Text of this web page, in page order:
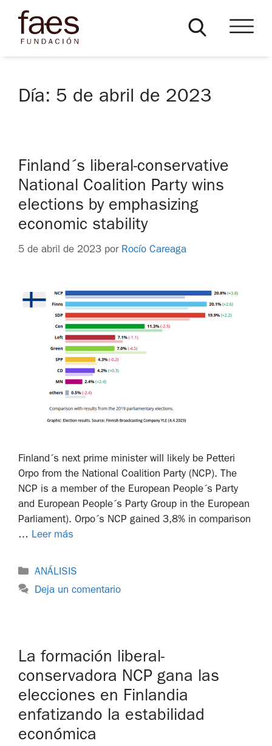
Día: 5 de abril de 2023
Finland´s liberal-conservative
National Coalition Party wins
elections by emphasizing
economic stability
5 de abril de 2023 por Rocío Careaga
Finland´s next prime minister will likely be Petteri
Orpo from the National Coalition Party (NCP). The
NCP is a member of the European People´s Party
and European People´s Party Group in the European
Parliament). Orpo´s NCP gained 3,8% in comparison
… Leer más
ANÁLISIS
Deja un comentario
La formación liberal-
conservadora NCP gana las
elecciones en Finlandia
enfatizando la estabilidad
económica